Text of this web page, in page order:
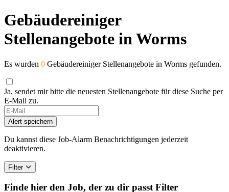
Gebäudereiniger
Stellenangebote in Worms
Es wurden 0 Gebäudereiniger Stellenangebote in Worms gefunden.
Ja, sendet mir bitte die neuesten Stellenangebote für diese Suche per
E-Mail zu.
Alert speichern
Du kannst diese Job-Alarm Benachrichtigungen jederzeit
deaktivieren.
Filter
Finde hier den Job, der zu dir passt Filter